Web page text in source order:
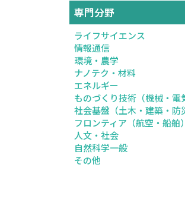
専門分野
ライフサイエンス
情報通信
環境・農学
ナノテク・材料
エネルギー
ものづくり技術（機械・電
社会基盤（土木・建築・防
フロンティア（航空・船舶）
人文・社会
自然科学一般
その他